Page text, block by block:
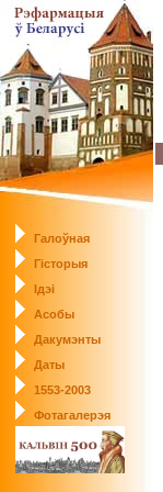
Галоўная
Гісторыя
Ідэі
Асобы
Дакумэнты
Даты
1553-2003
Фотагалерэя